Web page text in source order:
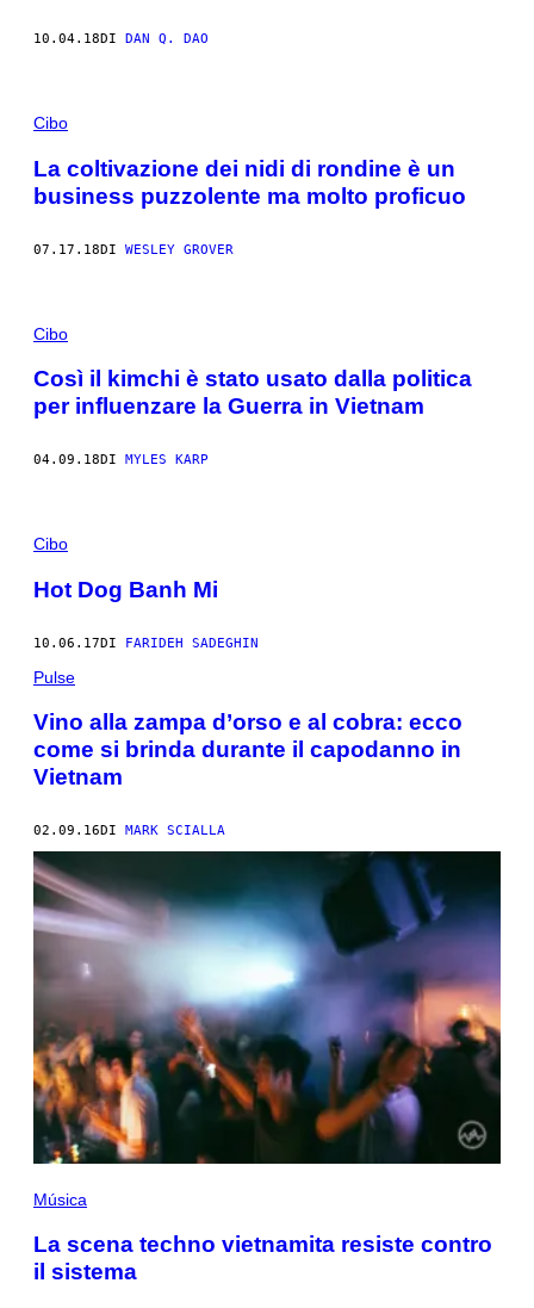
10.04.18DI DAN Q. DAO
Cibo
La coltivazione dei nidi di rondine è un
business puzzolente ma molto proficuo
07.17.18DI WESLEY GROVER
Cibo
Così il kimchi è stato usato dalla politica
per influenzare la Guerra in Vietnam
04.09.18DI MYLES KARP
Cibo
Hot Dog Banh Mi
10.06.17DI FARIDEH SADEGHIN
Pulse
Vino alla zampa d’orso e al cobra: ecco
come si brinda durante il capodanno in
Vietnam
02.09.16DI MARK SCIALLA
Música
La scena techno vietnamita resiste contro
il sistema